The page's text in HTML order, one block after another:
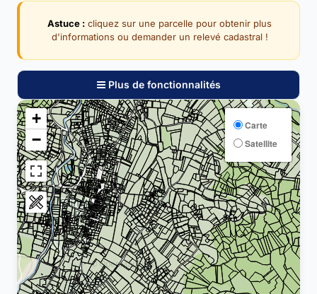
Astuce : cliquez sur une parcelle pour obtenir plus
d'informations ou demander un relevé cadastral !
Plus de fonctionnalités
+
−
Carte
Satellite